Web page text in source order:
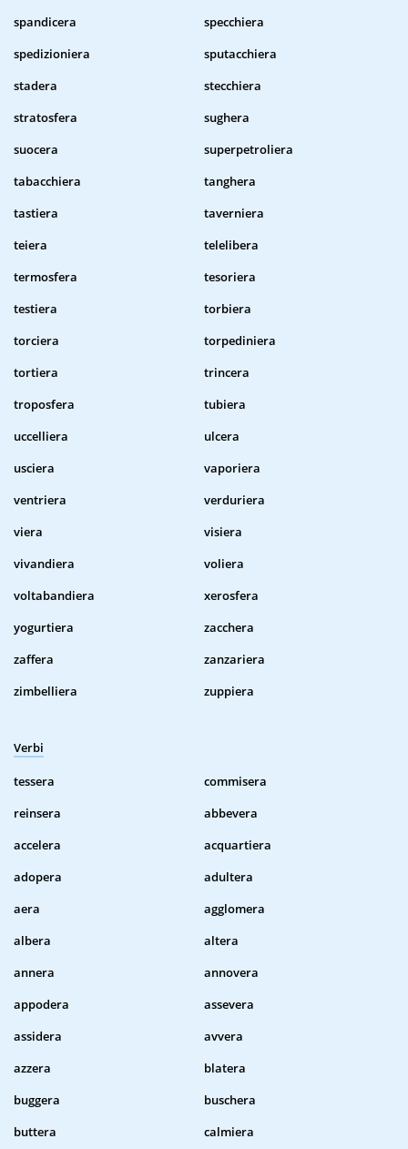
spandicera
specchiera
spedizioniera
sputacchiera
stadera
stecchiera
stratosfera
sughera
suocera
superpetroliera
tabacchiera
tanghera
tastiera
taverniera
teiera
telelibera
termosfera
tesoriera
testiera
torbiera
torciera
torpediniera
tortiera
trincera
troposfera
tubiera
uccelliera
ulcera
usciera
vaporiera
ventriera
verduriera
viera
visiera
vivandiera
voliera
voltabandiera
xerosfera
yogurtiera
zacchera
zaffera
zanzariera
zimbelliera
zuppiera
Verbi
tessera
commisera
reinsera
abbevera
accelera
acquartiera
adopera
adultera
aera
agglomera
albera
altera
annera
annovera
appodera
assevera
assidera
avvera
azzera
blatera
buggera
buschera
buttera
calmiera